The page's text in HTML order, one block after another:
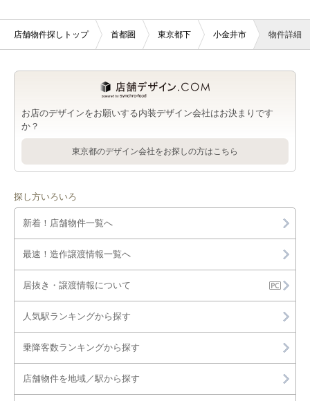
店舗物件探しトップ 首都圏 東京都下 小金井市 物件詳細
お店のデザインをお願いする内装デザイン会社はお決まりです
か？
東京都のデザイン会社をお探しの方はこちら
探し方いろいろ
新着！店舗物件一覧へ
最速！造作譲渡情報一覧へ
居抜き・譲渡情報について
人気駅ランキングから探す
乗降客数ランキングから探す
店舗物件を地域／駅から探す